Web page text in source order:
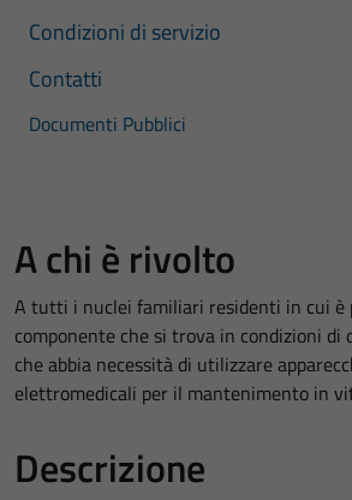
Condizioni di servizio
Contatti
Documenti Pubblici
A chi è rivolto
A tutti i nuclei familiari residenti in cui è
componente che si trova in condizioni di
che abbia necessità di utilizzare
elettromedicali per il mantenimento in
Descrizione